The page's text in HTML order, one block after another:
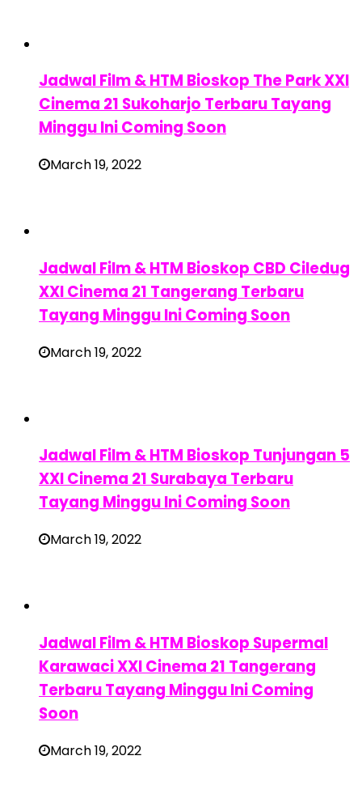
Jadwal Film & HTM Bioskop The Park XXI
Cinema 21 Sukoharjo Terbaru Tayang
Minggu Ini Coming Soon
March 19, 2022
Jadwal Film & HTM Bioskop CBD Ciledug
XXI Cinema 21 Tangerang Terbaru
Tayang Minggu Ini Coming Soon
March 19, 2022
Jadwal Film & HTM Bioskop Tunjungan 5
XXI Cinema 21 Surabaya Terbaru
Tayang Minggu Ini Coming Soon
March 19, 2022
Jadwal Film & HTM Bioskop Supermal
Karawaci XXI Cinema 21 Tangerang
Terbaru Tayang Minggu Ini Coming
Soon
March 19, 2022